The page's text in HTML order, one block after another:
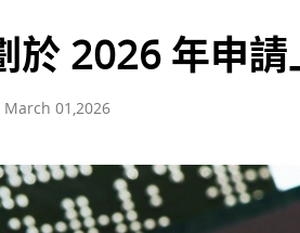
於 2026 年申請
March 01,2026